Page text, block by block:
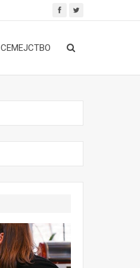
СЕМЕЈСТВО